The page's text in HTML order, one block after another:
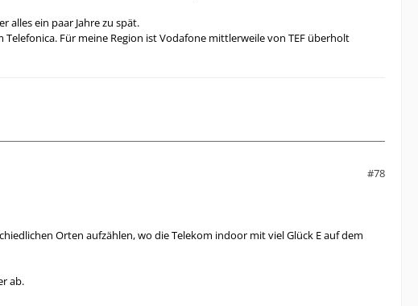
alles ein paar Jahre zu spät.
Für meine Region ist Vodafone mittlerweile von TEF überholt
#78
Orten aufzählen, wo die Telekom indoor mit viel Glück E auf dem
ab.